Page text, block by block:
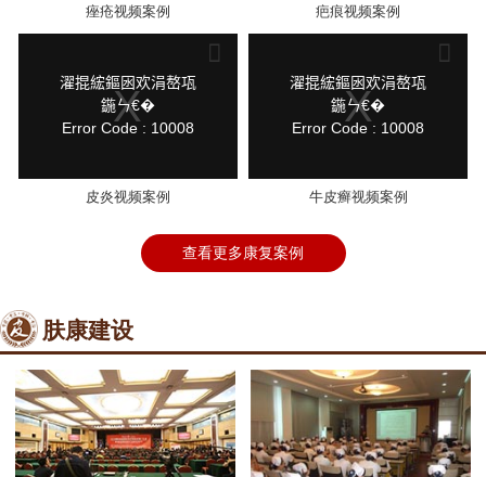
痤疮视频案例
疤痕视频案例
濯掍綋鏂囦欢涓嶅瓨
鍦ㄣ€�
Error Code : 10008
鍏
棴
獥
皮炎视频案例
濯掍綋鏂囦欢涓嶅瓨
鍦ㄣ€�
Error Code : 10008
鍏
棴
獥
牛皮癣视频案例
查看更多康复案例
肤康建设